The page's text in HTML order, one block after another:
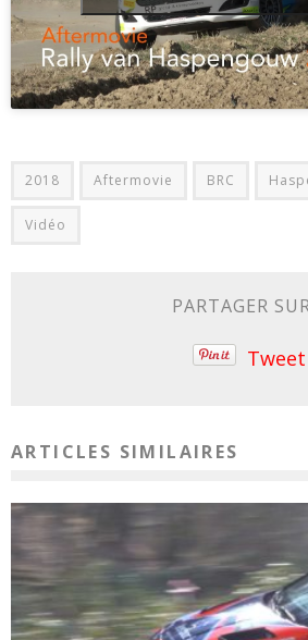
2018 Aftermovie BRC
Vidéo
PARTAGER
Tweet
ARTICLES SIMILAIRES